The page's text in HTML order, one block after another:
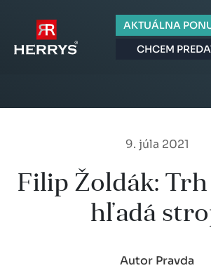
AKTUÁLNA
CHCEM
9. júla 2021
Filip Žoldák:
hľadá
Autor Pravda